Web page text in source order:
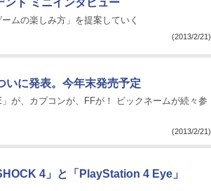
ト ミニインタビュー
ムの楽しみ方」を提案していく
(2013/2/21)
いに発表。今年末発売予定
」が、カプコンが、FFが！ ビックネームが続々参
(2013/2/21)
4」と「PlayStation 4 Eye」